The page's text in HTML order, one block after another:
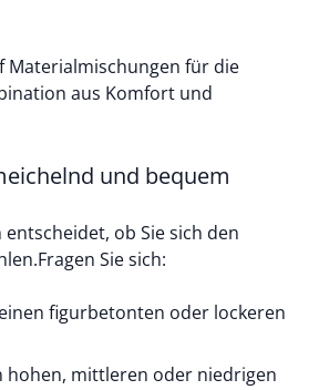
Materialmischungen für die
aus Komfort und
und bequem
ob Sie sich den
Sie sich:
figurbetonten oder lockeren
hohen, mittleren oder niedrigen